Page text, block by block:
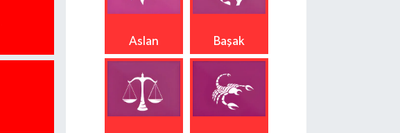
Aslan Başak